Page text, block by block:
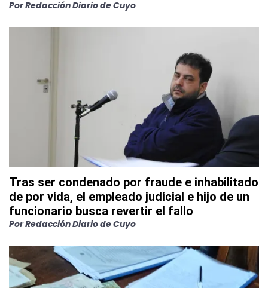
PorRedacción Diario de Cuyo
Tras ser condenado por fraude e inhabilitado
de por vida, el empleado judicial e hijo de un
funcionario busca revertir el fallo
PorRedacción Diario de Cuyo